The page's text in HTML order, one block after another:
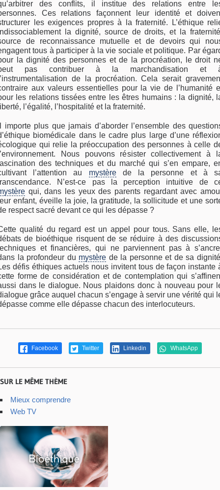
des conflits, il institue des relations entre
Ces relations façonnent leur identité et
les exigences propres à la fraternité. L’éthique
la dignité, source de droits, et la
de reconnaissance mutuelle et de devoirs qui
tous à participer à la vie sociale et politique. Par
la dignité des personnes et de la procréation, le droit
pas contribuer à la marchandisation et
de la procréation. Cela serait
aux valeurs essentielles pour la vie de l’humanité
les relations tissées entre les êtres humains : la dignité,
l’égalité, l’hospitalité et la fraternité.
importe plus que jamais d’aborder l’ensemble des
biomédicale dans le cadre plus large d’une
qui relie la préoccupation des personnes à celle
Nous pouvons résister collectivement à
des techniques et du marché qui s’en empare,
l’attention au mystèrede la personne et à
N’est-ce pas la perception intuitive de
qui, dans les yeux des parents regardant avec
enfant, éveille la joie, la gratitude, la sollicitude et une
respect sacré devant ce qui les dépasse ?
qualité du regard est un appel pour tous. Sans elle,
de bioéthique risquent de se réduire à des
et financières, qui ne parviennent pas à
la profondeur du mystère de la personne et de sa
défis éthiques actuels nous invitent tous de façon instante
forme de considération et de contemplation qui
dans le dialogue. Nous plaidons donc à nouveau pour
grâce auquel chacun s’engage à servir une vérité qui
comme elle dépasse chacun des interlocuteurs.
Facebook Twitter Linkedin WhatsApp
SUR LE MÊME THÈME
Mieux comprendre
Web TV